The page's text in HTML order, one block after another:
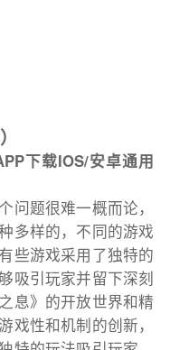
下载IOS/安卓通用
问题很难一概而论，
多样的，不同的游戏
些游戏采用了独特的
吸引玩家并留下深刻
息》的开放世界和精
戏性和机制的创新，